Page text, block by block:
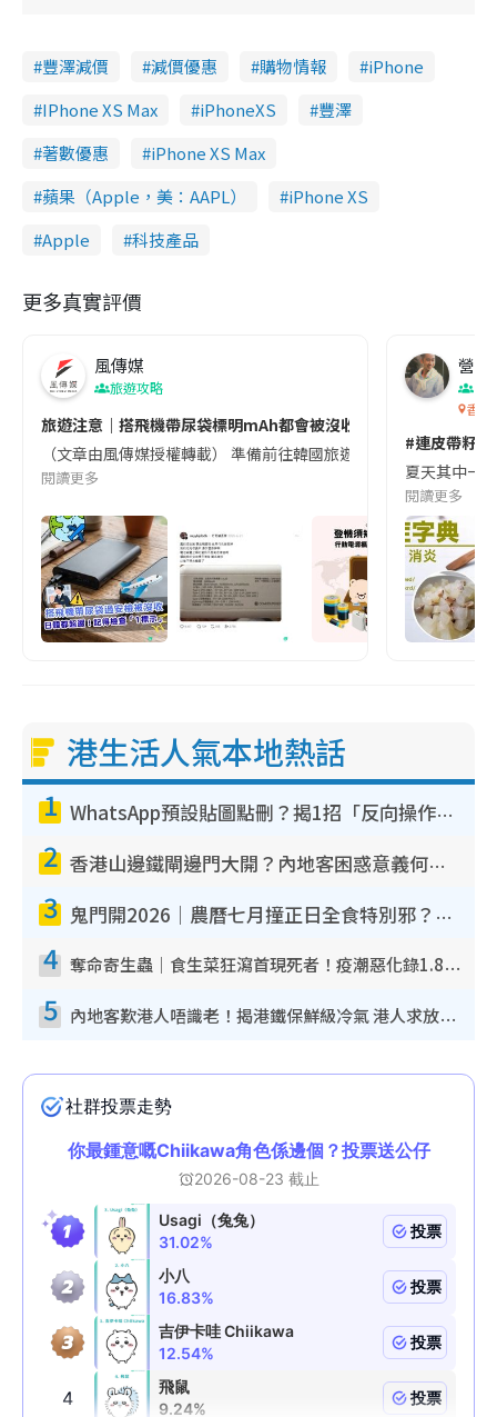
豐澤減價 減價優惠 購物情報
iPhone
IPhone XS Max
iPhoneXS
豐澤
著數優惠
iPhone XS Max
蘋果（Apple，美：AAPL）
iPhone XS
Apple
科技產品
更多真實評價
風傳媒
旅遊攻略
旅遊注意｜搭飛機帶尿袋標明mAh都會被沒收😱出發前切記檢查
（文章由風傳媒授權轉載） 準備前往韓國旅遊的民眾，近期要
閱讀更多
營養
香港
#連皮帶籽
夏天其中一
閱讀更多
港生活人氣本地熱話
1 WhatsApp預設貼圖點刪？揭1招「反向操作」還原簡潔介面 附3步實測教學
2 香港山邊鐵閘邊門大開？內地客困惑意義何在！網民神回覆：呢種叫法理性防禦
3 鬼門開2026｜農曆七月撞正日全食特別邪？專家警告切忌做一事！揭4大禁忌+2招保平安
4 奪命寄生蟲｜食生菜狂瀉首現死者！疫潮惡化錄1.8萬宗病例 揭洗菜3大謬誤
5 內地客歎港人唔識老！揭港鐵保鮮級冷氣 港人求放過：咪投訴